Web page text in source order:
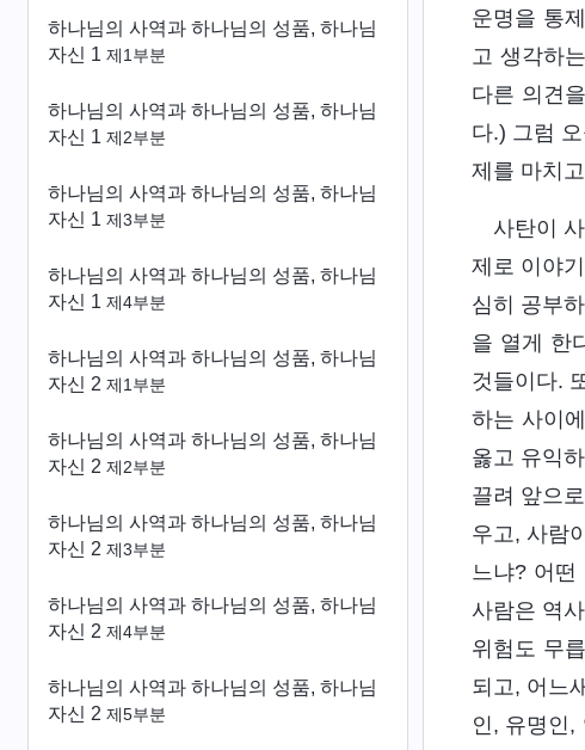
하나님의 사역과 하나님의 성품, 하나님
자신 1 제1부분
하나님의 사역과 하나님의 성품, 하나님
자신 1 제2부분
하나님의 사역과 하나님의 성품, 하나님
자신 1 제3부분
하나님의 사역과 하나님의 성품, 하나님
자신 1 제4부분
하나님의 사역과 하나님의 성품, 하나님
자신 2 제1부분
하나님의 사역과 하나님의 성품, 하나님
자신 2 제2부분
하나님의 사역과 하나님의 성품, 하나님
자신 2 제3부분
하나님의 사역과 하나님의 성품, 하나님
자신 2 제4부분
하나님의 사역과 하나님의 성품, 하나님
자신 2 제5부분
운명을 통
고 생각하
다른 의견
다.) 그럼
제를 마치
사탄이
제로 이야
심히 공부
을 열게 한
것들이다.
하는 사이
옳고 유익
끌려 앞으
우고, 사람
느냐? 어떤
사람은 역
위험도 무
되고, 어느
인, 유명인,